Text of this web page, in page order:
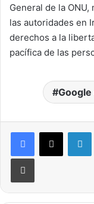
General de la
las autoridades en
derechos a la
pacífica de las